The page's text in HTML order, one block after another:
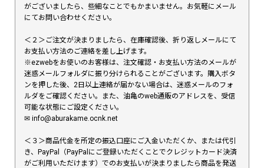
がございましたら、些細なことでもかまいません。お気軽にメール
にてお問い合わせください。
＜２＞ご注文が決まりましたら、在庫確認後、折り返しメールにて
お支払い方法のご連絡を差し上げます。
※ezwebをお使いのお客様は、注文確認・お支払い方法のメールが
迷惑メールフォルダに振り分けられることがございます。購入ボタ
ンを押した後、2日以上連絡が届かない場合は、迷惑メールのフォ
ルダをご確認ください。また、油亀のweb通販のアドレスを、受信
可能な状態にご設定ください。
✉︎ info@aburakame.ocnk.net
＜３＞商品代金を所定の振込口座にご入金いただくか、または代引
き、PayPal（PayPalにご登録いただくことでクレジットカード決済
がご利用いただけます）でのお支払いが決まりましたら商品を発送